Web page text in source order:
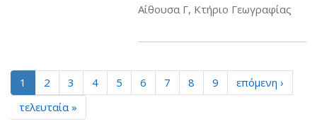
Αίθουσα Γ, Κτήριο Γεωγραφίας
1 2 3 4 5 6 7 8 9
επόμενη ›
τελευταία »